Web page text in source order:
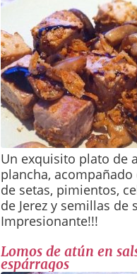
Un exquisito plato de
plancha,
de setas, pimientos,
de Jerez y semillas de
Impresionante!!!
Lomos de atún en
espárragos